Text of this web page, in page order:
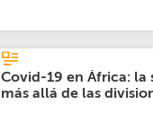
Covid-19 en África: la
más allá de las